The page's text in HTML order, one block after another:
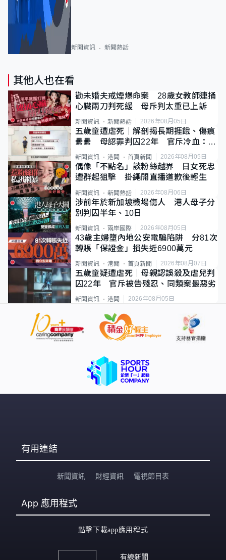
新聞資訊 新聞熱話
其他人也在看
勸未婚夫戒煙爆命案 28歲女教師連捅
心臟兩刀判死緩 母斥判太重已上訴
新聞資訊 新聞熱話 2026年08月05日
五歲童遭虐死｜解剖揭長期捱餓、傷痕
纍纍 母認罪判囚22年 官斥冷血：同
類案最惡劣
新聞資訊 港聞 首頁新聞 2026年08月05日
偶像「不點名」談粉絲越界 日女死忠
遭群起狙擊 掛繩開直播道歉後輕生
新聞資訊 新聞熱話 2026年08月06日
涉前年於新加坡機場傷人 港人母子分
別判囚半年、10日
新聞資訊 兩岸國際 2026年08月05日
43歲主婦墮內地公安電騙陷阱 分81次
轉賬「保證金」損失近6900萬元
新聞資訊 港聞 首頁新聞 2026年08月07日
五歲童疑遭虐死｜母親認誤殺及虐兒判
囚22年 官斥被告殘忍、同類案最惡劣
新聞資訊 港聞 2026年08月05日
有用連結
新聞資訊 財經資訊 電視節目表
App 應用程式
點擊下載app應用程式
有線新聞